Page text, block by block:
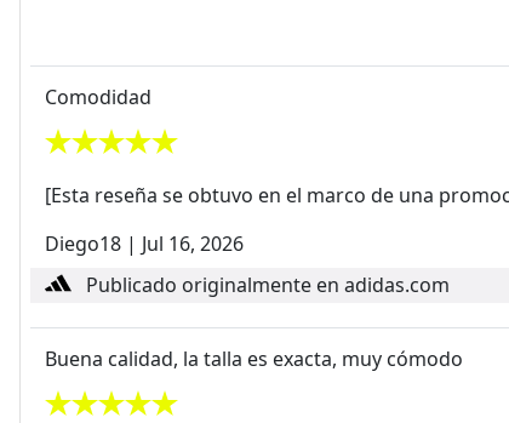
Comodidad
[Esta reseña se obtuvo en el marco de una
Diego18 | Jul 16, 2026
Publicado originalmente en adidas.com
Buena calidad, la talla es exacta, muy cómodo